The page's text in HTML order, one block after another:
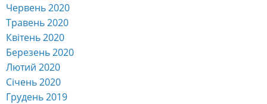
Червень 2020
Травень 2020
Квітень 2020
Березень 2020
Лютий 2020
Січень 2020
Грудень 2019